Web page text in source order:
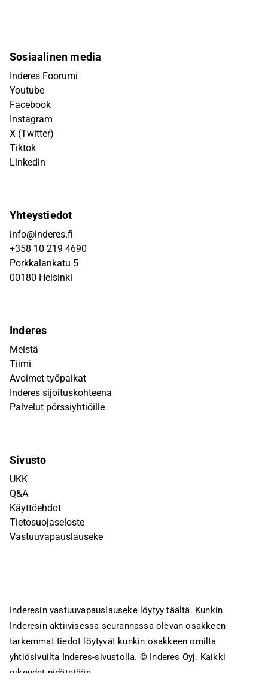
Sosiaalinen media
Inderes Foorumi
Youtube
Facebook
Instagram
X (Twitter)
Tiktok
Linkedin
Yhteystiedot
info@inderes.fi
+358 10 219 4690
Porkkalankatu 5
00180 Helsinki
Inderes
Meistä
Tiimi
Avoimet työpaikat
Inderes sijoituskohteena
Palvelut pörssiyhtiöille
Sivusto
UKK
Q&A
Käyttöehdot
Tietosuojaseloste
Vastuuvapauslauseke
Inderesin vastuuvapauslauseke löytyytäältä. Kunkin
Inderesin aktiivisessa seurannassa olevan osakkeen
tarkemmat tiedot löytyvät kunkin osakkeen omilta
yhtiösivuilta Inderes-sivustolla. © Inderes Oyj. Kaikki
oikeudet pidätetään.